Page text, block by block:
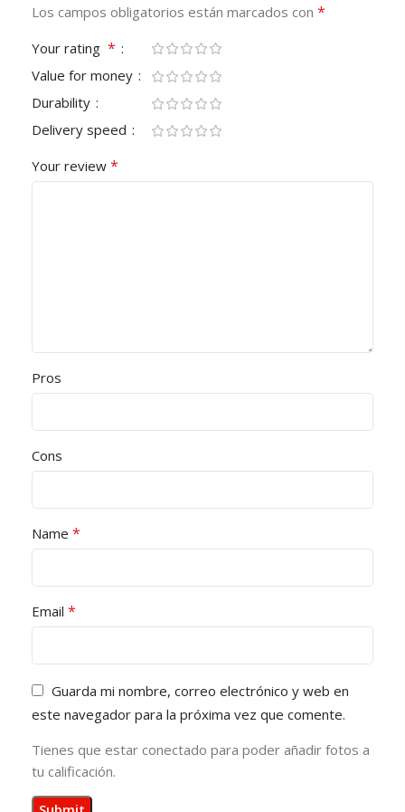
Los campos obligatorios están marcados con *
Your rating *
Value for money
Durability
Delivery speed
Your review *
Pros
Cons
Name *
Email *
Guarda mi nombre, correo electrónico y web en
este navegador para la próxima vez que comente.
Tienes que estar conectado para poder añadir fotos a
tu calificación.